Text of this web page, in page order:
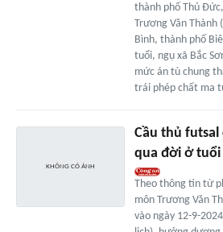
thành phố Thủ
Trương Văn Thành
Bình, thành phố
tuổi, ngụ xã Bắc
mức án tù chung
trái phép chất ma
Cầu thủ futsal
qua đời ở tuổi
Theo thông tin từ
môn Trương Văn
vào ngày 12-9-